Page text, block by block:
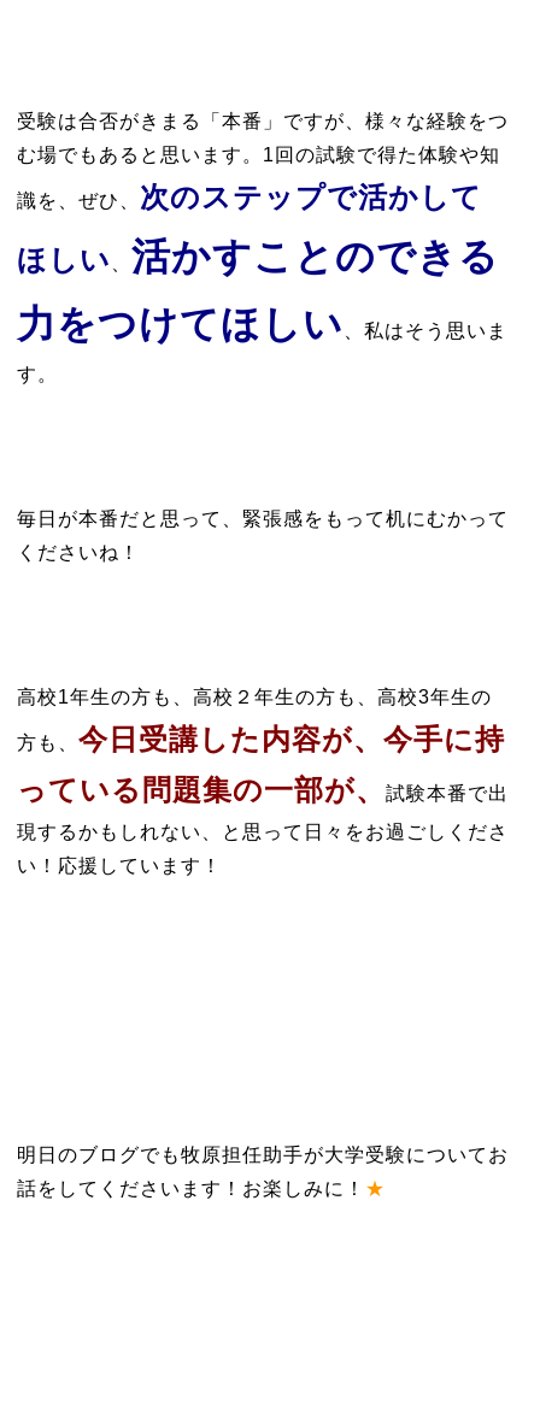
受験は合否がきまる「本番」ですが、様々な経験をつ
む場でもあると思います。1回の試験で得た体験や知
識を、ぜひ、 次のステップで活かして
ほしい
活かすことのできる
力をつけてほしい
、私はそう思いま
す。
毎日が本番だと思って、緊張感をもって机にむかって
くださいね！
高校1年生の方も、高校２年生の方も、高校3年生の
方も、 今日受講した内容が、今手に持
っている問題集の一部が、
試験本番で出
現するかもしれない、と思って日々をお過ごしくださ
い！応援しています！
明日のブログでも牧原担任助手が大学受験についてお
話をしてくださいます！お楽しみに！ ★